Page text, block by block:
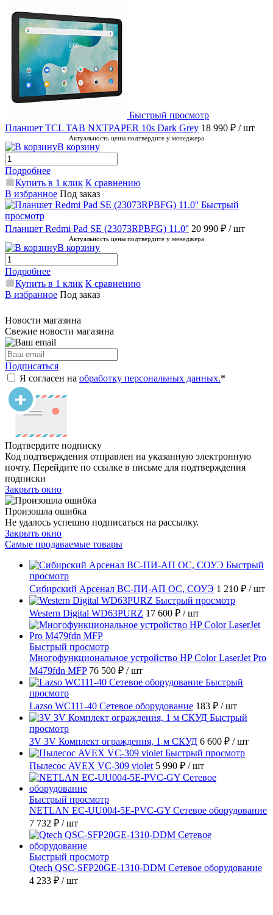
Быстрый просмотр
Планшет TCL TAB NXTPAPER 10s Dark Grey 18 990 ₽ / шт
Актуальность цены подтвердите у менеджера
В корзину
Подробнее
Купить в 1 клик К сравнению
В избранное Под заказ
Быстрый
просмотр
Планшет Redmi Pad SE (23073RPBFG) 11.0'' 20 990 ₽ / шт
Актуальность цены подтвердите у менеджера
В корзину
Подробнее
Купить в 1 клик К сравнению
В избранное Под заказ
Новости магазина
Свежие новости магазина
Подписаться
Я согласен на обработку персональных данных.*
Подтвердите подписку
Код подтверждения отправлен на указанную электронную
почту. Перейдите по ссылке в письме для подтверждения
подписки
Закрыть окно
Произошла ошибка
Не удалось успешно подписаться на рассылку.
Закрыть окно
Самые продаваемые товары
Быстрый
просмотр
Сибирский Арсенал ВС-ПИ-АП ОС, СОУЭ 1 210 ₽ / шт
Быстрый просмотр
Western Digital WD63PURZ 17 600 ₽ / шт
Быстрый просмотр
Многофункциональное устройство HP Color LaserJet Pro
M479fdn MFP 76 500 ₽ / шт
Быстрый
просмотр
Lazso WC111-40 Сетевое оборудование 183 ₽ / шт
Быстрый
просмотр
3V 3V Комплект ограждения, 1 м СКУД 6 600 ₽ / шт
Быстрый просмотр
Пылесос AVEX VC-309 violet 5 990 ₽ / шт
Быстрый просмотр
NETLAN EC-UU004-5E-PVC-GY Сетевое оборудование
7 732 ₽ / шт
Быстрый просмотр
Qtech QSC-SFP20GE-1310-DDM Сетевое оборудование
4 233 ₽ / шт